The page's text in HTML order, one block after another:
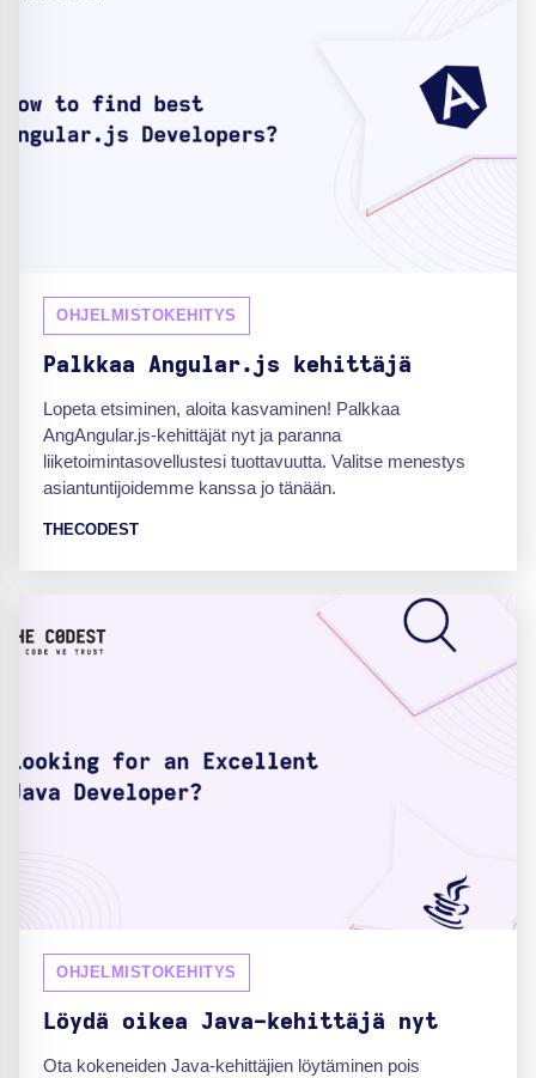
OHJELMISTOKEHITYS
Palkkaa Angular.js kehittäjä
Lopeta etsiminen, aloita kasvaminen! Palkkaa
AngAngular.js-kehittäjät nyt ja paranna
liiketoimintasovellustesi tuottavuutta. Valitse menestys
asiantuntijoidemme kanssa jo tänään.
THECODEST
OHJELMISTOKEHITYS
Löydä oikea Java-kehittäjä nyt
Ota kokeneiden Java-kehittäjien löytäminen pois